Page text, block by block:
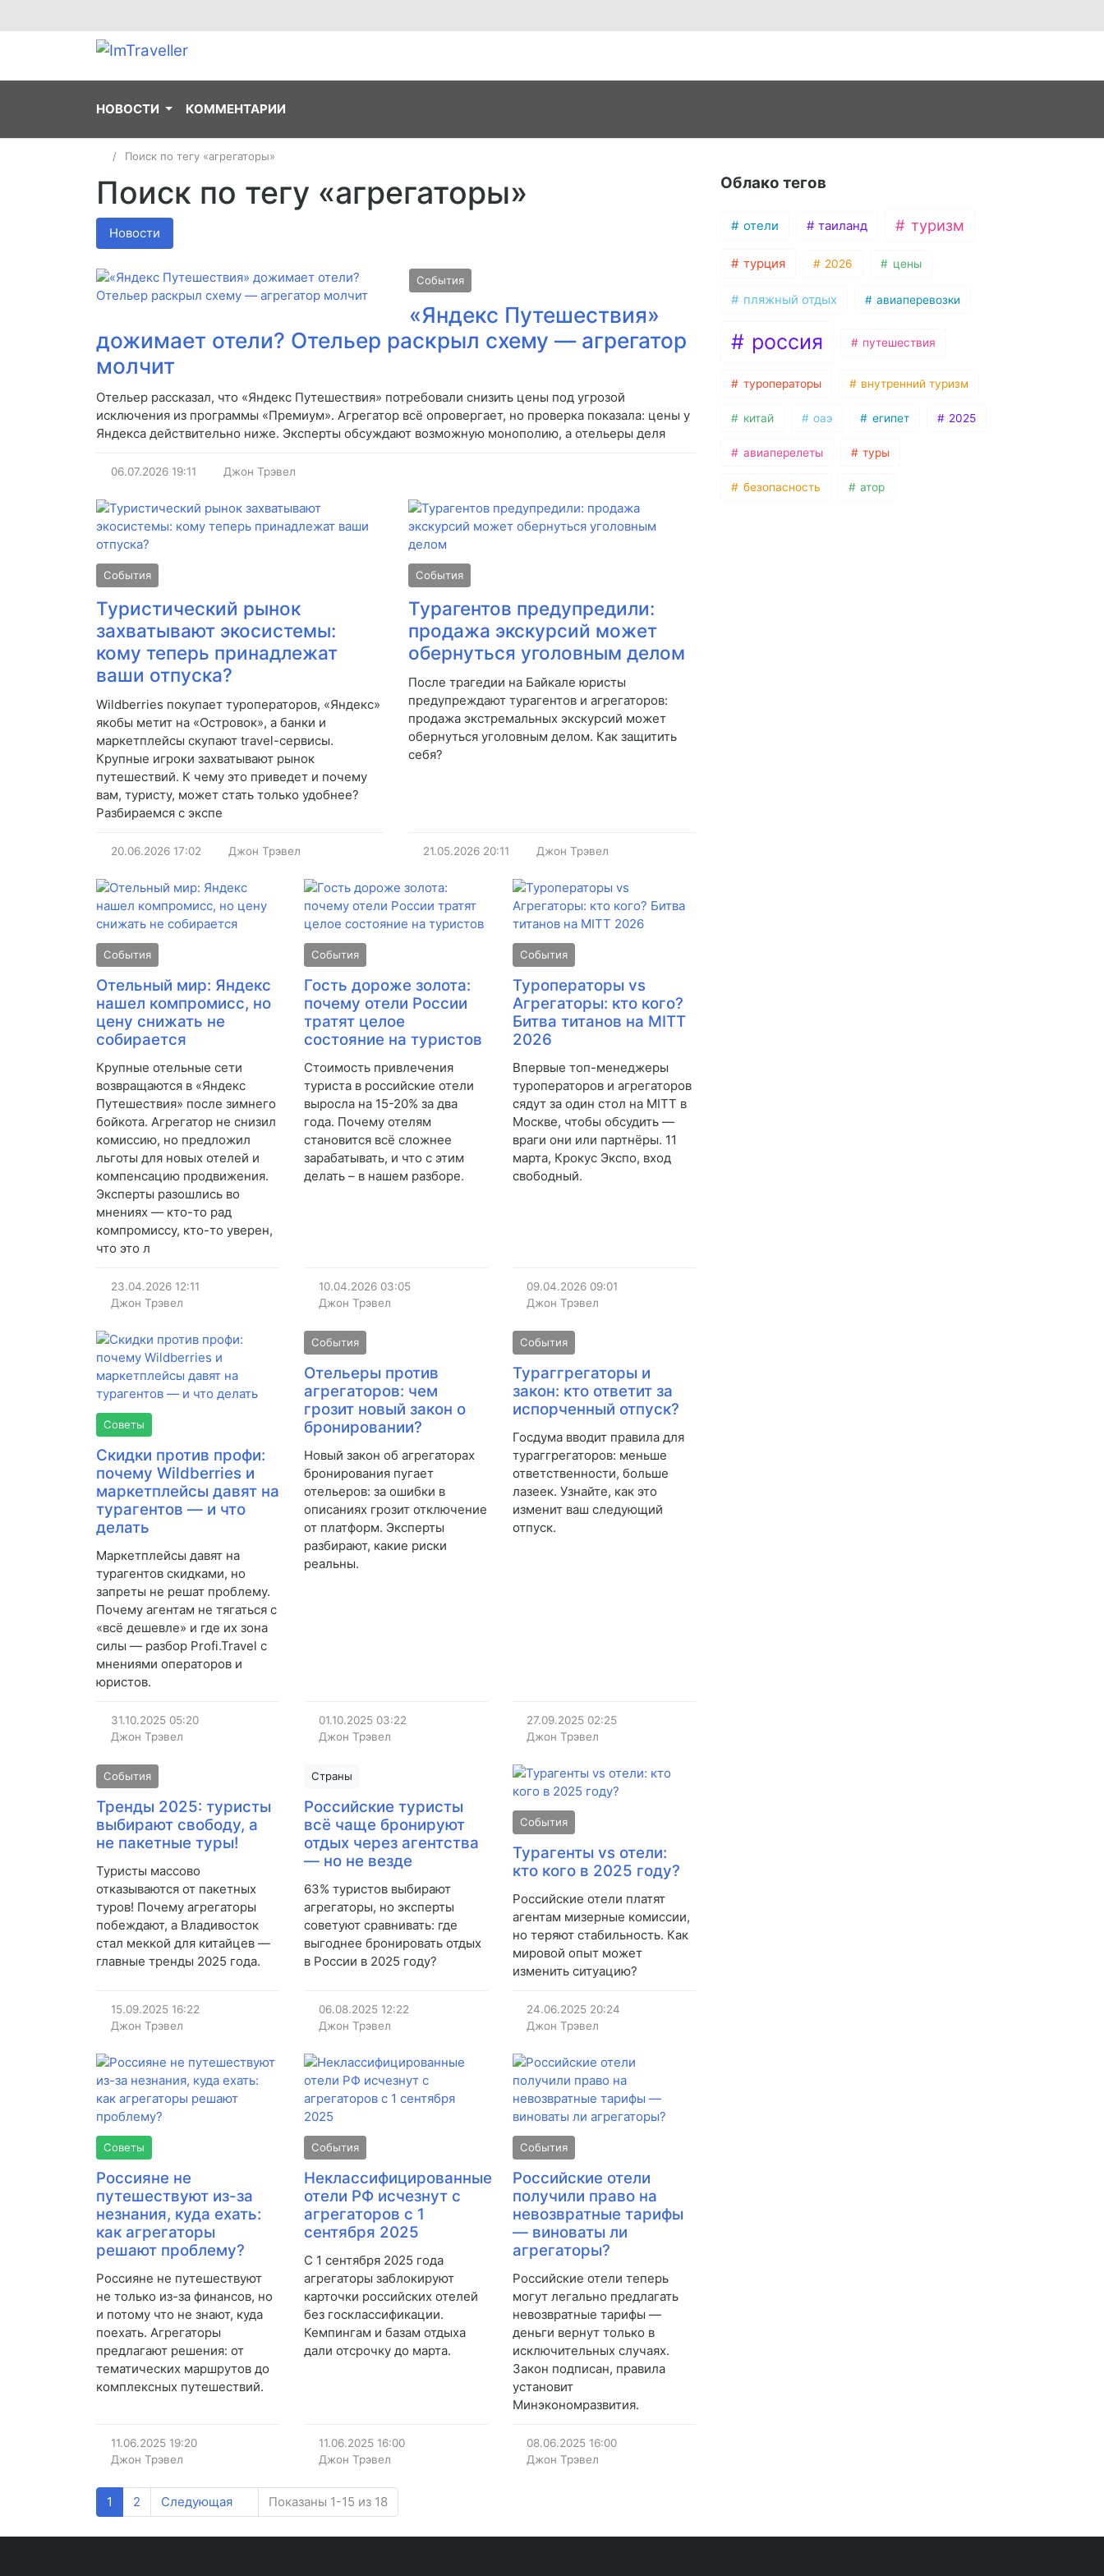
НОВОСТИ КОММЕНТАРИИ
Поиск по тегу «агрегаторы»
Поиск по тегу «агрегаторы»
Новости
События
«Яндекс Путешествия»
дожимает отели? Отельер раскрыл схему — агрегатор
молчит
Отельер рассказал, что «Яндекс Путешествия» потребовали снизить цены под угрозой
исключения из программы «Премиум». Агрегатор всё опровергает, но проверка показала: цены у
Яндекса действительно ниже. Эксперты обсуждают возможную монополию, а отельеры деля
06.07.2026 19:11 Джон Трэвел
События
Туристический рынок
захватывают экосистемы:
кому теперь принадлежат
ваши отпуска?
Wildberries покупает туроператоров, «Яндекс»
якобы метит на «Островок», а банки и
маркетплейсы скупают travel-сервисы.
Крупные игроки захватывают рынок
путешествий. К чему это приведет и почему
вам, туристу, может стать только удобнее?
Разбираемся с экспе
20.06.2026 17:02 Джон Трэвел
События
Турагентов предупредили:
продажа экскурсий может
обернуться уголовным делом
После трагедии на Байкале юристы
предупреждают турагентов и агрегаторов:
продажа экстремальных экскурсий может
обернуться уголовным делом. Как защитить
себя?
21.05.2026 20:11 Джон Трэвел
События
Отельный мир: Яндекс
нашел компромисс, но
цену снижать не
собирается
Крупные отельные сети
возвращаются в «Яндекс
Путешествия» после зимнего
бойкота. Агрегатор не снизил
комиссию, но предложил
льготы для новых отелей и
компенсацию продвижения.
Эксперты разошлись во
мнениях — кто-то рад
компромиссу, кто-то уверен,
что это л
23.04.2026 12:11
Джон Трэвел
События
Гость дороже золота:
почему отели России
тратят целое
состояние на туристов
Стоимость привлечения
туриста в российские отели
выросла на 15-20% за два
года. Почему отелям
становится всё сложнее
зарабатывать, и что с этим
делать – в нашем разборе.
10.04.2026 03:05
Джон Трэвел
События
Туроператоры vs
Агрегаторы: кто кого?
Битва титанов на MITT
2026
Впервые топ-менеджеры
туроператоров и агрегаторов
сядут за один стол на MITT в
Москве, чтобы обсудить —
враги они или партнёры. 11
марта, Крокус Экспо, вход
свободный.
09.04.2026 09:01
Джон Трэвел
Советы
Скидки против профи:
почему Wildberries и
маркетплейсы давят на
турагентов — и что
делать
Маркетплейсы давят на
турагентов скидками, но
запреты не решат проблему.
Почему агентам не тягаться с
«всё дешевле» и где их зона
силы — разбор Profi.Travel с
мнениями операторов и
юристов.
31.10.2025 05:20
Джон Трэвел
События
Отельеры против
агрегаторов: чем
грозит новый закон о
бронировании?
Новый закон об агрегаторах
бронирования пугает
отельеров: за ошибки в
описаниях грозит отключение
от платформ. Эксперты
разбирают, какие риски
реальны.
01.10.2025 03:22
Джон Трэвел
События
Тураггрегаторы и
закон: кто ответит за
испорченный отпуск?
Госдума вводит правила для
тураггрегаторов: меньше
ответственности, больше
лазеек. Узнайте, как это
изменит ваш следующий
отпуск.
27.09.2025 02:25
Джон Трэвел
События
Тренды 2025: туристы
выбирают свободу, а
не пакетные туры!
Туристы массово
отказываются от пакетных
туров! Почему агрегаторы
побеждают, а Владивосток
стал меккой для китайцев —
главные тренды 2025 года.
15.09.2025 16:22
Джон Трэвел
Страны
Российские туристы
всё чаще бронируют
отдых через агентства
— но не везде
63% туристов выбирают
агрегаторы, но эксперты
советуют сравнивать: где
выгоднее бронировать отдых
в России в 2025 году?
06.08.2025 12:22
Джон Трэвел
События
Турагенты vs отели:
кто кого в 2025 году?
Российские отели платят
агентам мизерные комиссии,
но теряют стабильность. Как
мировой опыт может
изменить ситуацию?
24.06.2025 20:24
Джон Трэвел
Советы
Россияне не
путешествуют из-за
незнания, куда ехать:
как агрегаторы
решают проблему?
Россияне не путешествуют
не только из-за финансов, но
и потому что не знают, куда
поехать. Агрегаторы
предлагают решения: от
тематических маршрутов до
комплексных путешествий.
11.06.2025 19:20
Джон Трэвел
События
Неклассифицированные
отели РФ исчезнут с
агрегаторов с 1
сентября 2025
С 1 сентября 2025 года
агрегаторы заблокируют
карточки российских отелей
без госклассификации.
Кемпингам и базам отдыха
дали отсрочку до марта.
11.06.2025 16:00
Джон Трэвел
События
Российские отели
получили право на
невозвратные тарифы
— виноваты ли
агрегаторы?
Российские отели теперь
могут легально предлагать
невозвратные тарифы —
деньги вернут только в
исключительных случаях.
Закон подписан, правила
установит
Минэкономразвития.
08.06.2025 16:00
Джон Трэвел
1 2 Следующая Показаны 1-15 из 18
Облако тегов
отели таиланд туризм
турция 2026 цены
пляжный отдых авиаперевозки
россия путешествия
туроператоры внутренний туризм
китай оаэ египет 2025
авиаперелеты туры
безопасность атор